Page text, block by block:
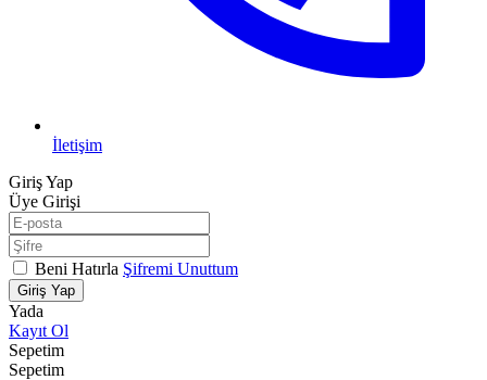
İletişim
Giriş Yap
Üye Girişi
Beni Hatırla Şifremi Unuttum
Giriş Yap
Yada
Kayıt Ol
Sepetim
Sepetim